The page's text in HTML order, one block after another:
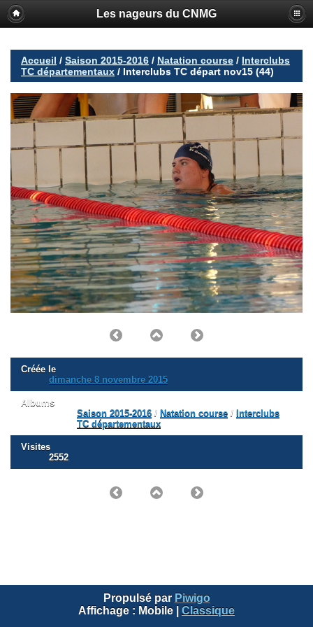
Les nageurs du CNMG
Accueil / Saison 2015-2016 / Natation course / Interclubs
TC départementaux / Interclubs TC départ nov15 (44)
Créée le
dimanche 8 novembre 2015
Albums
Saison 2015-2016 / Natation course / Interclubs
TC départementaux
Visites
2552
Propulsé par Piwigo
Affichage : Mobile Classique